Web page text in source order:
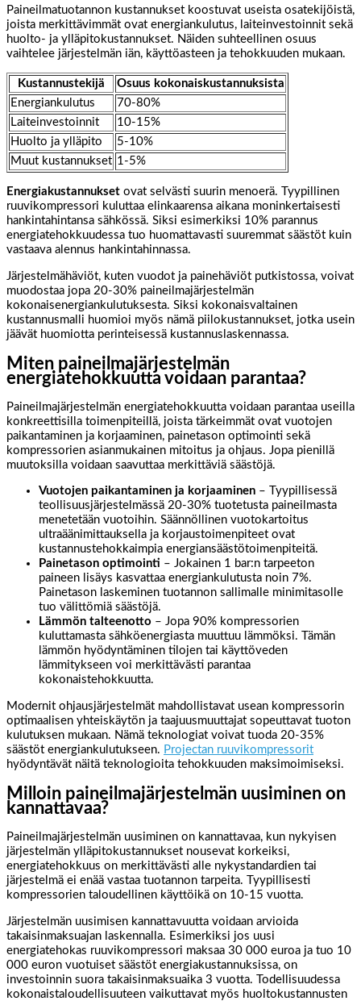
Paineilmatuotannon kustannukset koostuvat useista osatekijöistä,
joista merkittävimmät ovat energiankulutus, laiteinvestoinnit sekä
huolto- ja ylläpitokustannukset. Näiden suhteellinen osuus
vaihtelee järjestelmän iän, käyttöasteen ja tehokkuuden mukaan.
Kustannustekijä
Osuus kokonaiskustannuksista
Energiankulutus
70-80%
Laiteinvestoinnit
10-15%
Huolto ja ylläpito
5-10%
Muut kustannukset 1-5%
Energiakustannukset ovat selvästi suurin menoerä. Tyypillinen
ruuvikompressori kuluttaa elinkaarensa aikana moninkertaisesti
hankintahintansa sähkössä. Siksi esimerkiksi 10% parannus
energiatehokkuudessa tuo huomattavasti suuremmat säästöt kuin
vastaava alennus hankintahinnassa.
Järjestelmähäviöt, kuten vuodot ja painehäviöt putkistossa, voivat
muodostaa jopa 20-30% paineilmajärjestelmän
kokonaisenergiankulutuksesta. Siksi kokonaisvaltainen
kustannusmalli huomioi myös nämä piilokustannukset, jotka usein
jäävät huomiotta perinteisessä kustannuslaskennassa.
Miten paineilmajärjestelmän
energiatehokkuutta voidaan parantaa?
Paineilmajärjestelmän energiatehokkuutta voidaan parantaa useilla
konkreettisilla toimenpiteillä, joista tärkeimmät ovat vuotojen
paikantaminen ja korjaaminen, painetason optimointi sekä
kompressorien asianmukainen mitoitus ja ohjaus. Jopa pienillä
muutoksilla voidaan saavuttaa merkittäviä säästöjä.
Vuotojen paikantaminen ja korjaaminen – Tyypillisessä
teollisuusjärjestelmässä 20-30% tuotetusta paineilmasta
menetetään vuotoihin. Säännöllinen vuotokartoitus
ultraäänimittauksella ja korjaustoimenpiteet ovat
kustannustehokkaimpia energiansäästötoimenpiteitä.
Painetason optimointi – Jokainen 1 bar:n tarpeeton
paineen lisäys kasvattaa energiankulutusta noin 7%.
Painetason laskeminen tuotannon sallimalle minimitasolle
tuo välittömiä säästöjä.
Lämmön talteenotto – Jopa 90% kompressorien
kuluttamasta sähköenergiasta muuttuu lämmöksi. Tämän
lämmön hyödyntäminen tilojen tai käyttöveden
lämmitykseen voi merkittävästi parantaa
kokonaistehokkuutta.
Modernit ohjausjärjestelmät mahdollistavat usean kompressorin
optimaalisen yhteiskäytön ja taajuusmuuttajat sopeuttavat tuoton
kulutuksen mukaan. Nämä teknologiat voivat tuoda 20-35%
säästöt energiankulutukseen. Projectan ruuvikompressorit
hyödyntävät näitä teknologioita tehokkuuden maksimoimiseksi.
Milloin paineilmajärjestelmän uusiminen on
kannattavaa?
Paineilmajärjestelmän uusiminen on kannattavaa, kun nykyisen
järjestelmän ylläpitokustannukset nousevat korkeiksi,
energiatehokkuus on merkittävästi alle nykystandardien tai
järjestelmä ei enää vastaa tuotannon tarpeita. Tyypillisesti
kompressorien taloudellinen käyttöikä on 10-15 vuotta.
Järjestelmän uusimisen kannattavuutta voidaan arvioida
takaisinmaksuajan laskennalla. Esimerkiksi jos uusi
energiatehokas ruuvikompressori maksaa 30 000 euroa ja tuo 10
000 euron vuotuiset säästöt energiakustannuksissa, on
investoinnin suora takaisinmaksuaika 3 vuotta. Todellisuudessa
kokonaistaloudellisuuteen vaikuttavat myös huoltokustannusten